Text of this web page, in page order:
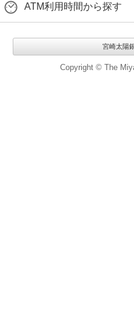
ATM利用時間から探す
宮崎太陽
Copyright © The